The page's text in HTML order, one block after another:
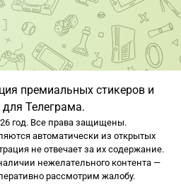
премиальных стикеров и
Телеграма.
год. Все права защищены.
автоматически из открытых
не отвечает за их содержание.
нежелательного контента —
рассмотрим жалобу.